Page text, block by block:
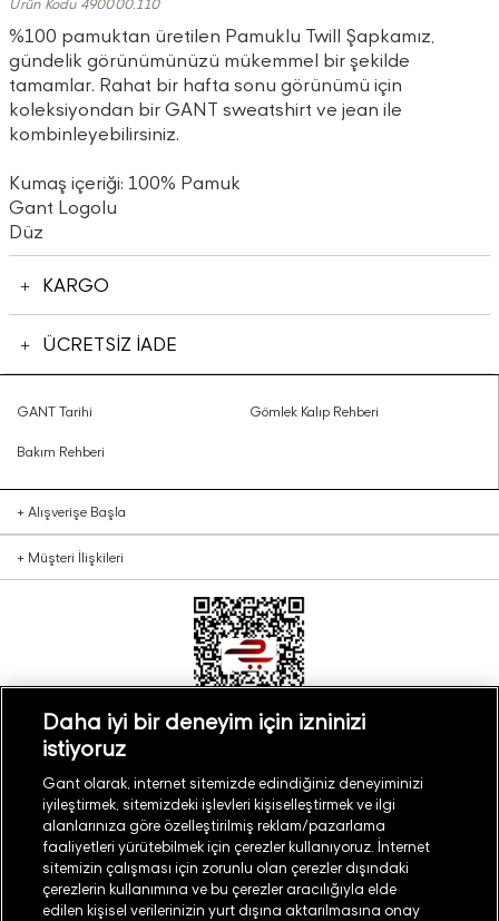
Ürün Kodu 490000.110
%100 pamuktan üretilen Pamuklu Twill Şapkamız,
gündelik görünümünüzü mükemmel bir şekilde
tamamlar. Rahat bir hafta sonu görünümü için
koleksiyondan bir GANT sweatshirt ve jean ile
kombinleyebilirsiniz.
Kumaş içeriği: 100% Pamuk
Gant Logolu
Düz
KARGO
ÜCRETSİZ İADE
GANT Tarihi Gömlek Kalıp Rehberi
Bakım Rehberi
+ Alışverişe Başla
+ Müşteri İlişkileri
Türkiye Mağaza Bul
©2026GANT
Daha iyi bir deneyim için izninizi
istiyoruz
Gant olarak, internet sitemizde edindiğiniz deneyiminizi
iyileştirmek, sitemizdeki işlevleri kişiselleştirmek ve ilgi
alanlarınıza göre özelleştirilmiş reklam/pazarlama
faaliyetleri yürütebilmek için çerezler kullanıyoruz. İnternet
sitemizin çalışması için zorunlu olan çerezler dışındaki
çerezlerin kullanımına ve bu çerezler aracılığıyla elde
edilen kişisel verilerinizin yurt dışına aktarılmasına onay